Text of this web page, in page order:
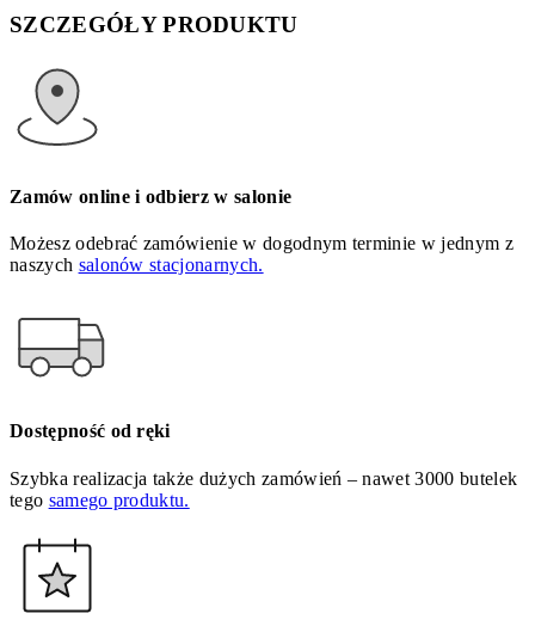
SZCZEGÓŁY PRODUKTU
Zamów online i odbierz w salonie
Możesz odebrać zamówienie w dogodnym terminie w jednym z
naszych salonów stacjonarnych.
Dostępność od ręki
Szybka realizacja także dużych zamówień – nawet 3000 butelek
tego samego produktu.